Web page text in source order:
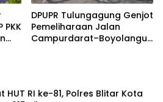
PKK
DPUPR Tulungagung Genjot
Pemeliharaan Jalan
Campurdarat–Boyolangu,
HUT RI ke-81, Polres Blitar Kota